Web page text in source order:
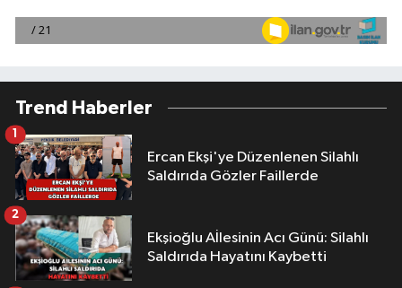
Trend Haberler
Ercan Ekşi'ye Düzenlenen Silahlı
Saldırıda Gözler Faillerde
1
Ekşioğlu Aİlesinin Acı Günü: Silahlı
Saldırıda Hayatını Kaybetti
2